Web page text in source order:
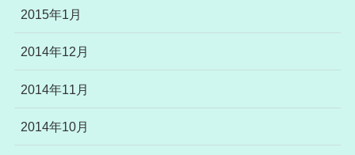
2015年1月
2014年12月
2014年11月
2014年10月